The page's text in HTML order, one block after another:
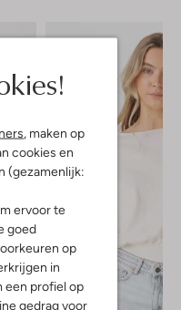
, maken op
cookies en
(gezamenlijk:
ervoor te
goed
op
in
een profiel op
gedrag voor